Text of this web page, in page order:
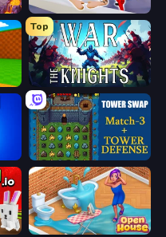
Top
War the Knights
Tower Swap
Grow A Garden | Growden.io Open House